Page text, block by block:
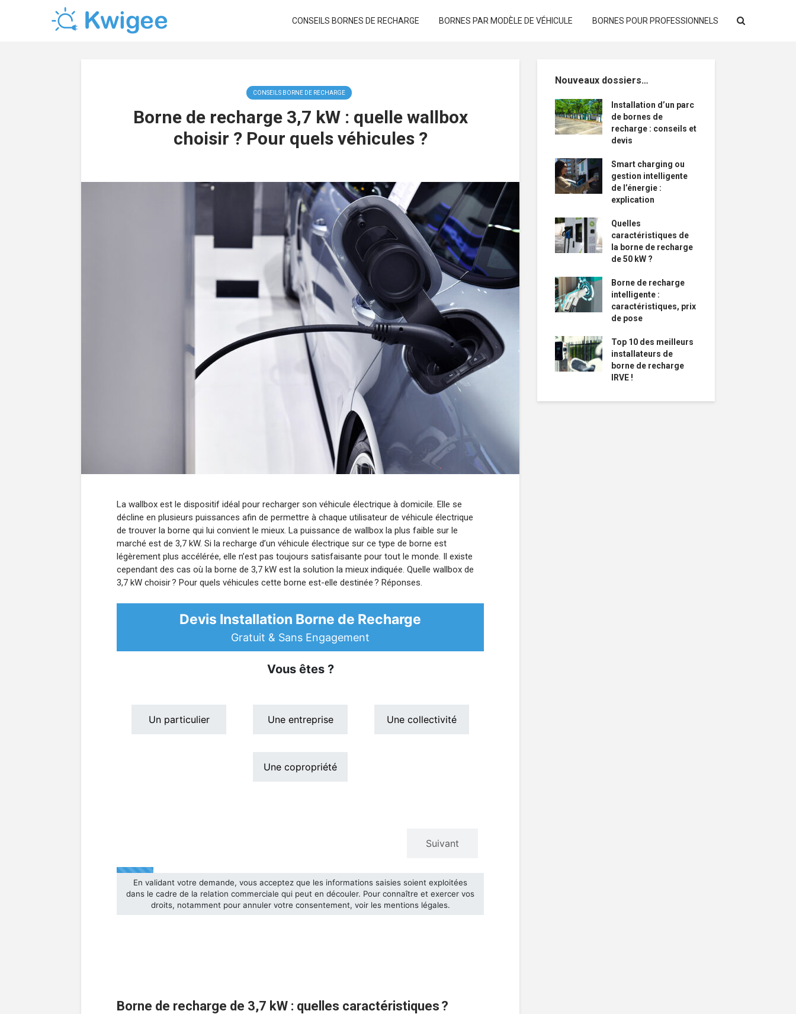
CONSEILS BORNES DE RECHARGE BORNES PAR MODÈLE DE VÉHICULE BORNES POUR PROFESSIONNELS
CONSEILS BORNE DE RECHARGE
Borne de recharge 3,7 kW : quelle wallbox
choisir ? Pour quels véhicules ?
La wallbox est le dispositif idéal pour recharger son véhicule électrique à domicile. Elle se
décline en plusieurs puissances afin de permettre à chaque utilisateur de véhicule électrique
de trouver la borne qui lui convient le mieux. La puissance de wallbox la plus faible sur le
marché est de 3,7 kW. Si la recharge d’un véhicule électrique sur ce type de borne est
légèrement plus accélérée, elle n’est pas toujours satisfaisante pour tout le monde. Il existe
cependant des cas où la borne de 3,7 kW est la solution la mieux indiquée. Quelle wallbox de
3,7 kW choisir ? Pour quels véhicules cette borne est-elle destinée ? Réponses.
Borne de recharge de 3,7 kW : quelles caractéristiques ?
Nouveaux dossiers…
Installation d’un parc
de bornes de
recharge : conseils et
devis
Smart charging ou
gestion intelligente
de l’énergie :
explication
Quelles
caractéristiques de
la borne de recharge
de 50 kW ?
Borne de recharge
intelligente :
caractéristiques, prix
de pose
Top 10 des meilleurs
installateurs de
borne de recharge
IRVE !